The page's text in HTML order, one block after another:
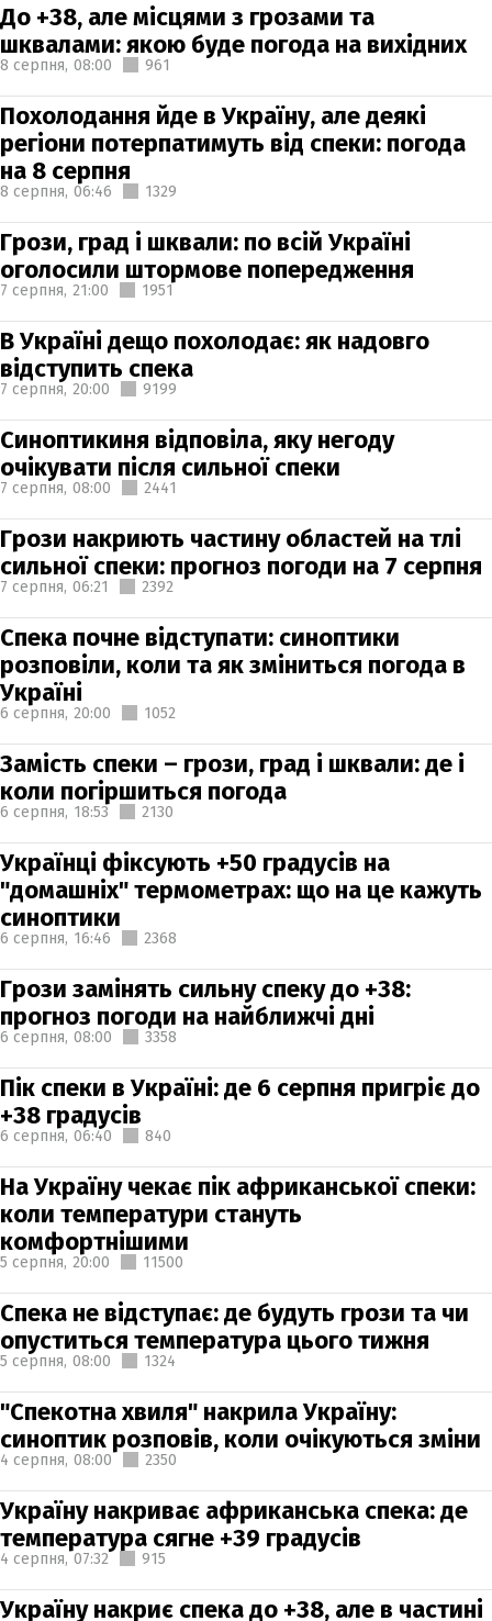
До +38, але місцями з грозами та
шквалами: якою буде погода на вихідних
8 серпня, 08:00 961
Похолодання йде в Україну, але деякі
регіони потерпатимуть від спеки: погода
на 8 серпня
8 серпня, 06:46 1329
Грози, град і шквали: по всій Україні
оголосили штормове попередження
7 серпня, 21:00 1951
В Україні дещо похолодає: як надовго
відступить спека
7 серпня, 20:00 9199
Синоптикиня відповіла, яку негоду
очікувати після сильної спеки
7 серпня, 08:00 2441
Грози накриють частину областей на тлі
сильної спеки: прогноз погоди на 7 серпня
7 серпня, 06:21 2392
Спека почне відступати: синоптики
розповіли, коли та як зміниться погода в
Україні
6 серпня, 20:00 1052
Замість спеки – грози, град і шквали: де і
коли погіршиться погода
6 серпня, 18:53 2130
Українці фіксують +50 градусів на
"домашніх" термометрах: що на це кажуть
синоптики
6 серпня, 16:46 2368
Грози замінять сильну спеку до +38:
прогноз погоди на найближчі дні
6 серпня, 08:00 3358
Пік спеки в Україні: де 6 серпня пригріє до
+38 градусів
6 серпня, 06:40 840
На Україну чекає пік африканської спеки:
коли температури стануть
комфортнішими
5 серпня, 20:00 11500
Спека не відступає: де будуть грози та чи
опуститься температура цього тижня
5 серпня, 08:00 1324
"Спекотна хвиля" накрила Україну:
синоптик розповів, коли очікуються зміни
4 серпня, 08:00 2350
Україну накриває африканська спека: де
температура сягне +39 градусів
4 серпня, 07:32 915
Україну накриє спека до +38, але в частині